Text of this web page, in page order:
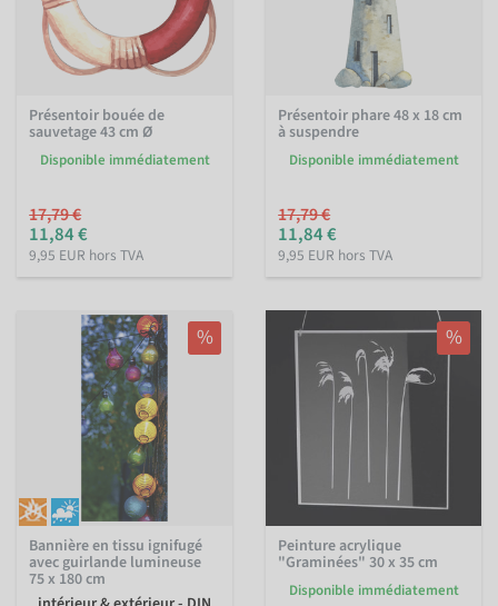
Présentoir bouée de
sauvetage 43 cm Ø
Disponible immédiatement
17,79 €
11,84 €
9,95 EUR hors TVA
Présentoir phare 48 x 18 cm
à suspendre
Disponible immédiatement
17,79 €
11,84 €
9,95 EUR hors TVA
%
Bannière en tissu ignifugé
avec guirlande lumineuse
75 x 180 cm
%
Peinture acrylique
"Graminées" 30 x 35 cm
Disponible immédiatement